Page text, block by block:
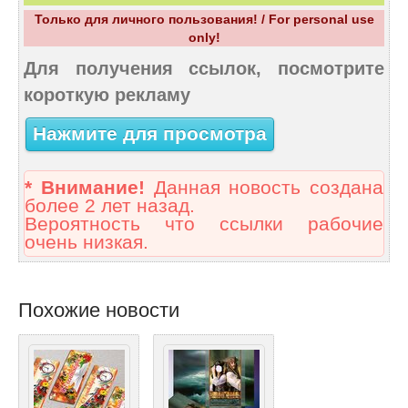
Только для личного пользования! / For personal use
only!
Для получения ссылок, посмотрите
короткую рекламу
Нажмите для просмотра
* Внимание! Данная новость создана
более 2 лет назад.
Вероятность что ссылки рабочие
очень низкая.
Похожие новости